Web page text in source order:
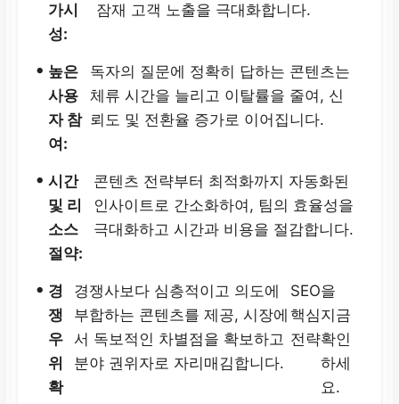
가시
성:
잠재 고객 노출을 극대화합니다.
• 높은
사용
자 참
여:
독자의 질문에 정확히 답하는 콘텐츠는
체류 시간을 늘리고 이탈률을 줄여, 신
뢰도 및 전환율 증가로 이어집니다.
• 시간
및 리
소스
절약:
콘텐츠 전략부터 최적화까지 자동화된
인사이트로 간소화하여, 팀의 효율성을
극대화하고 시간과 비용을 절감합니다.
• 경
쟁
우
위
확
경쟁사보다 심층적이고 의도에
부합하는 콘텐츠를 제공, 시장에
서 독보적인 차별점을 확보하고
분야 권위자로 자리매김합니다.
SEO
핵심
전략
을
지금
확인
하세
요.